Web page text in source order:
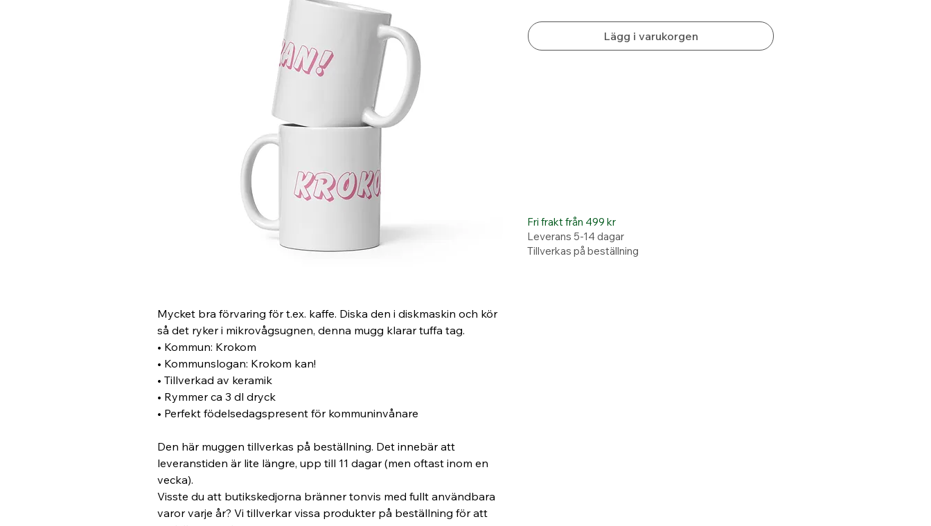
Mycket bra förvaring för t.ex. kaffe. Diska den i diskmaskin och kör
så det ryker i mikrovågsugnen, denna mugg klarar tuffa tag.
• Kommun: Krokom
• Kommunslogan: Krokom kan!
• Tillverkad av keramik
• Rymmer ca 3 dl dryck
• Perfekt födelsedagspresent för kommuninvånare
Den här muggen tillverkas på beställning. Det innebär att
leveranstiden är lite längre, upp till 11 dagar (men oftast inom en
vecka).
Visste du att butikskedjorna bränner tonvis med fullt användbara
varor varje år? Vi tillverkar vissa produkter på beställning för att
Lägg i varukorgen
Fri frakt från 499 kr
Leverans 5-14 dagar
Tillverkas på beställning